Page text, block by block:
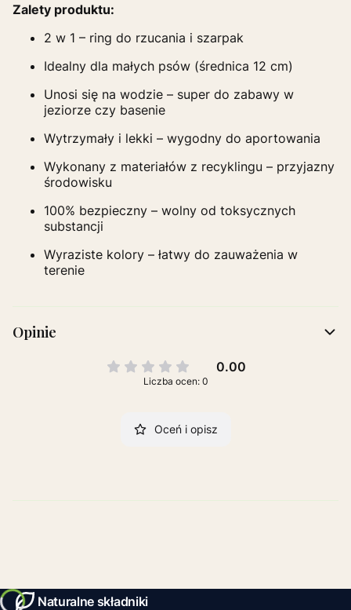
Zalety produktu:
2 w 1 – ring do rzucania i szarpak
Idealny dla małych psów (średnica 12 cm)
Unosi się na wodzie – super do zabawy w
jeziorze czy basenie
Wytrzymały i lekki – wygodny do aportowania
Wykonany z materiałów z recyklingu – przyjazny
środowisku
100% bezpieczny – wolny od toksycznych
substancji
Wyraziste kolory – łatwy do zauważenia w
terenie
Opinie
0.00
Liczba ocen: 0
Oceń i opisz
Naturalne składniki